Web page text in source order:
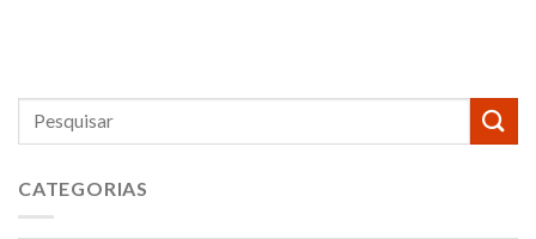
CATEGORIAS